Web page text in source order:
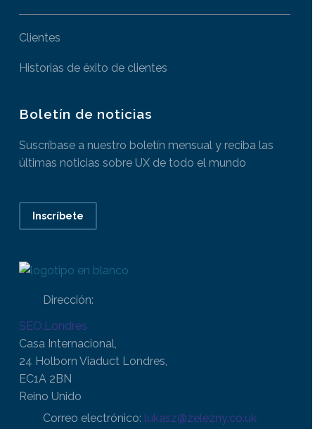
Clientes
Historias de éxito de clientes
Boletín de noticias
Suscríbase a nuestro boletín mensual y reciba las
últimas noticias sobre UX de todo el mundo
Inscríbete
Dirección:
SEO.Londres
Casa Internacional,
24 Holborn Viaduct Londres,
EC1A 2BN
Reino Unido
Correo electrónico: lukasz@zelezny.co.uk